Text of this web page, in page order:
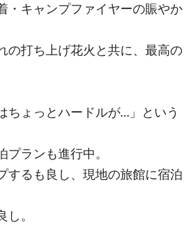
・キャンプファイヤーの賑やか
の打ち上げ花火と共に、最高の
ちょっとハードルが…」という
ランも進行中。
するも良し、現地の旅館に宿泊
。